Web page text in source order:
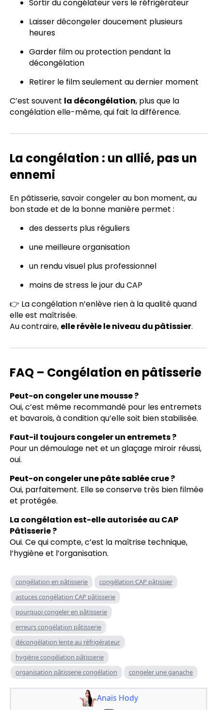
Sortir du congélateur vers le réfrigérateur
Laisser décongeler doucement plusieurs
heures
Garder film ou protection pendant la
décongélation
Retirer le film seulement au dernier moment
C’est souvent la décongélation, plus que la
congélation elle-même, qui fait la différence.
La congélation : un allié, pas un
ennemi
En pâtisserie, savoir congeler au bon moment, au
bon stade et de la bonne manière permet :
des desserts plus réguliers
une meilleure organisation
un rendu visuel plus professionnel
moins de stress le jour du CAP
👉 La congélation n’enlève rien à la qualité quand
elle est maîtrisée.
Au contraire, elle révèle le niveau du pâtissier.
FAQ – Congélation en pâtisserie
Peut-on congeler une mousse ?
Oui, c’est même recommandé pour les entremets
et bavarois, à condition qu’elle soit bien stabilisée.
Faut-il toujours congeler un entremets ?
Pour un démoulage net et un glaçage miroir réussi,
oui.
Peut-on congeler une pâte sablée crue ?
Oui, parfaitement. Elle se conserve très bien filmée
et protégée.
La congélation est-elle autorisée au CAP
Pâtisserie ?
Oui. Ce qui compte, c’est la maîtrise technique,
l’hygiène et l’organisation.
congélation en pâtisserie
congélation CAP pâtissier
astuces congélation CAP pâtisserie
pourquoi congeler en pâtisserie
erreurs congélation pâtisserie
décongélation lente au réfrigérateur
hygiène congélation pâtisserie
organisation pâtisserie congélation
congeler une ganache
Anaïs Hody